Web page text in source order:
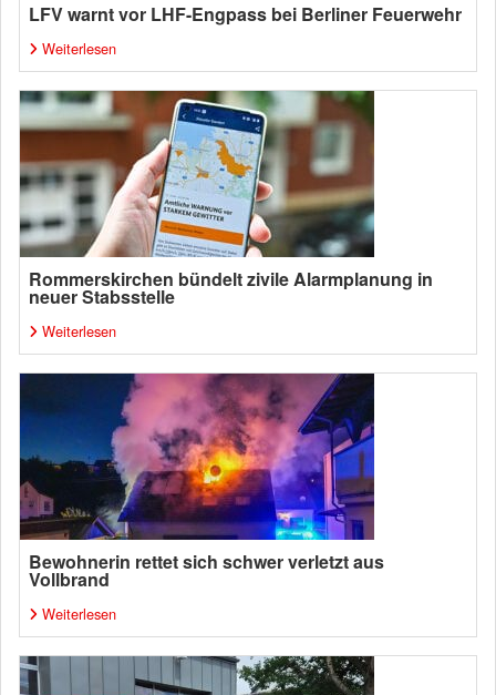
LFV warnt vor LHF-Engpass bei Berliner Feuerwehr
Weiterlesen
Rommerskirchen bündelt zivile Alarmplanung in
neuer Stabsstelle
Weiterlesen
Bewohnerin rettet sich schwer verletzt aus
Vollbrand
Weiterlesen